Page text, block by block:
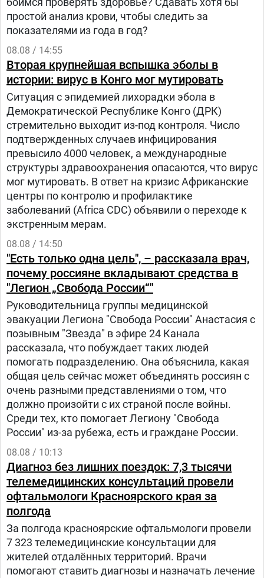
простой анализ крови, чтобы следить за
показателями из года в год?
08.08 / 14:55
Вторая крупнейшая вспышка эболы в
истории: вирус в Конго мог мутировать
Ситуация с эпидемией лихорадки эбола в
Демократической Республике Конго (ДРК)
стремительно выходит из-под контроля. Число
подтвержденных случаев инфицирования
превысило 4000 человек, а международные
структуры здравоохранения опасаются, что вирус
мог мутировать. В ответ на кризис Африканские
центры по контролю и профилактике
заболеваний (Africa CDC) объявили о переходе к
экстренным мерам.
08.08 / 14:50
"Есть только одна цель", – рассказала врач,
почему россияне вкладывают средства в
"Легион „Свобода России“"
Руководительница группы медицинской
эвакуации Легиона "Свобода России" Анастасия с
позывным "Звезда" в эфире 24 Канала
рассказала, что побуждает таких людей
помогать подразделению. Она объяснила, какая
общая цель сейчас может объединять россиян с
очень разными представлениями о том, что
должно произойти с их страной после войны.
Среди тех, кто помогает Легиону "Свобода
России" из-за рубежа, есть и граждане России.
08.08 / 10:13
Диагноз без лишних поездок: 7,3 тысячи
телемедицинских консультаций провели
офтальмологи Красноярского края за
полгода
За полгода красноярские офтальмологи провели
7 323 телемедицинские консультации для
жителей отдалённых территорий. Врачи
помогают ставить диагнозы и назначать лечение